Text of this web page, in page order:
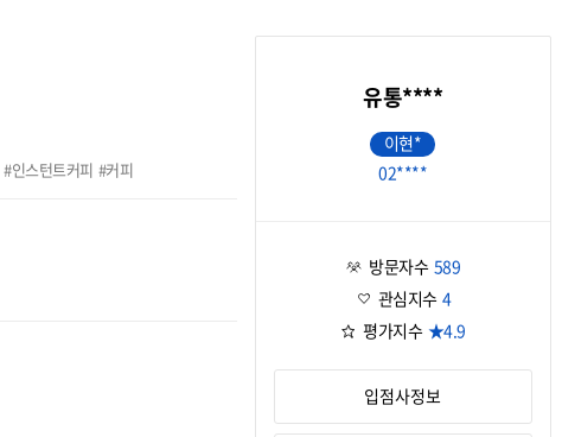
인스턴트커피 커피
유통****
이현*
02****
방문자수 589
관심지수 4
평가지수 ★4.9
입점사정보